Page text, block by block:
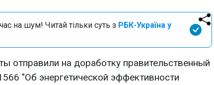
на шум! Читай тільки суть з РБК-Україна у
отправили на доработку правительственный
"Об энергетической эффективности